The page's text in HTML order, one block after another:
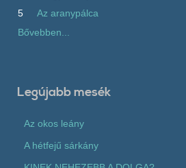
5
Az aranypálca
Bővebben...
Legújabb mesék
Az okos leány
A hétfejű sárkány